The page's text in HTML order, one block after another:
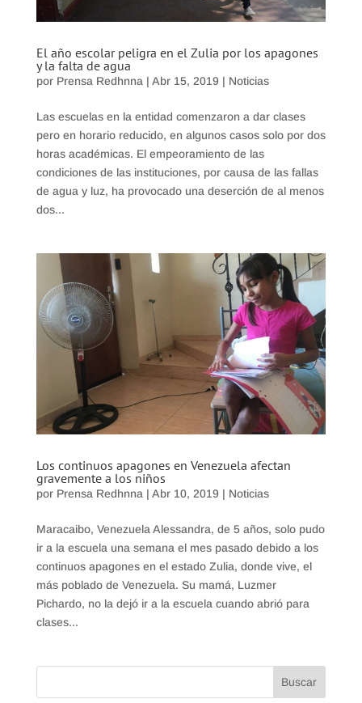
El año escolar peligra en el Zulia por los apagones
y la falta de agua
por Prensa Redhnna| Abr 15, 2019 | Noticias
Las escuelas en la entidad comenzaron a dar clases
pero en horario reducido, en algunos casos solo por dos
horas académicas. El empeoramiento de las
condiciones de las instituciones, por causa de las fallas
de agua y luz, ha provocado una deserción de al menos
dos...
Los continuos apagones en Venezuela afectan
gravemente a los niños
por Prensa Redhnna| Abr 10, 2019 | Noticias
Maracaibo, Venezuela Alessandra, de 5 años, solo pudo
ir a la escuela una semana el mes pasado debido a los
continuos apagones en el estado Zulia, donde vive, el
más poblado de Venezuela. Su mamá, Luzmer
Pichardo, no la dejó ir a la escuela cuando abrió para
clases...